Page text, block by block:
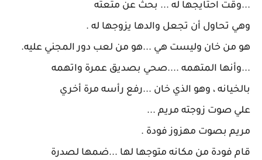
...وقت احتايجها له ... بحث عن متعته
وهي تحاول أن تجعل والدها يزوجها له .
هو من خان وليست هي ...هو من لعب دور المجني عليه.
...وأنها المتهمه ....صحي بصديق عمرة واتهمه
بالخيانه ، وهو الذي خان ...رفع رأسه مرة أخري
علي صوت زوجته مريم ...
مريم بصوت مهزوز فودة .
قام فودة من مكانه متوجها لها ...ضمها لصدرة